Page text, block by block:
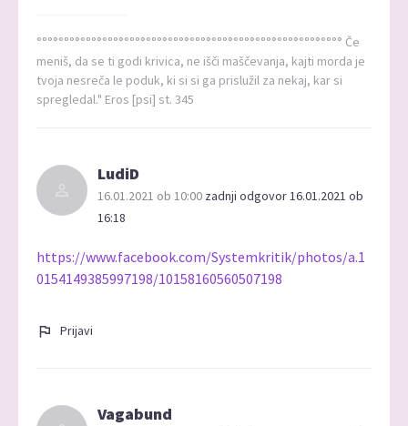
°°°°°°°°°°°°°°°°°°°°°°°°°°°°°°°°°°°°°°°°°°°°°°°°°°°°°°°° Če
meniš, da se ti godi krivica, ne išči maščevanja, kajti morda je
tvoja nesreča le poduk, ki si si ga prislužil za nekaj, kar si
spregledal." Eros [psi] st. 345
LudiD
16.01.2021 ob 10:00 zadnji odgovor 16.01.2021 ob
16:18
https://www.facebook.com/Systemkritik/photos/a.1
0154149385997198/10158160560507198
Prijavi
Vagabund